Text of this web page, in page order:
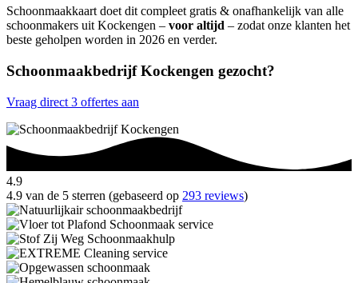
Schoonmaakkaart doet dit compleet gratis & onafhankelijk van alle
schoonmakers uit Kockengen – voor altijd – zodat onze klanten het
beste geholpen worden in 2026 en verder.
Schoonmaakbedrijf Kockengen gezocht?
Vraag direct 3 offertes aan
4.9
4.9 van de 5 sterren (gebaseerd op 293 reviews)